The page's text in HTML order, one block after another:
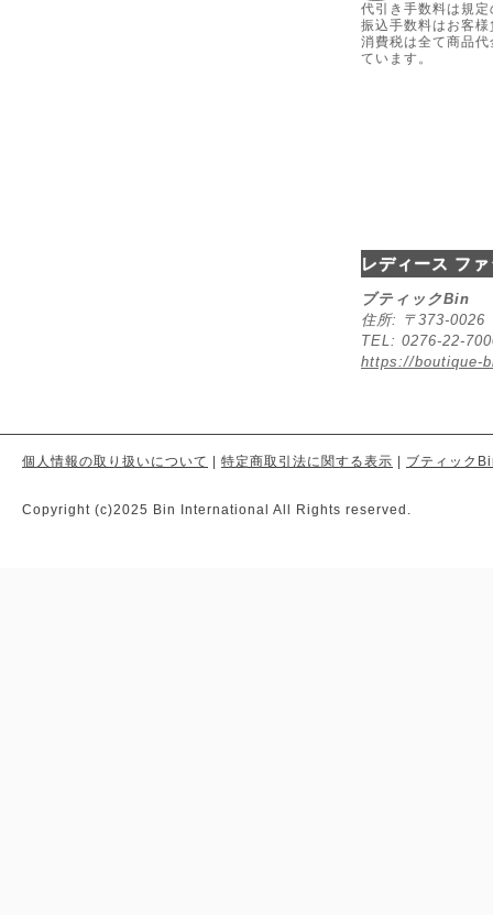
代引き手数料は規
振込手数料はお客
消費税は全て商品
ています。
レディース フ
ブティックBin
住所: 〒373-
TEL: 0276-22-
https://boutique-
個人情報の取り扱いについて 特定商取引法に関する表示 ブティック
Copyright (c)2025 Bin International All Rights reserved.